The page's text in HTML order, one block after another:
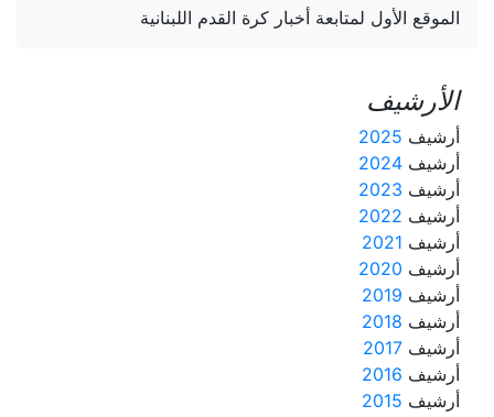
الموقع الأول لمتابعة أخبار كرة القدم اللبنانية
الأرشيف
أرشيف 2025
أرشيف 2024
أرشيف 2023
أرشيف 2022
أرشيف 2021
أرشيف 2020
أرشيف 2019
أرشيف 2018
أرشيف 2017
أرشيف 2016
أرشيف 2015